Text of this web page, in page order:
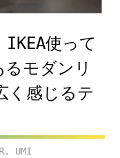
IKEA使って
モダンリ
く感じるテ
UMI